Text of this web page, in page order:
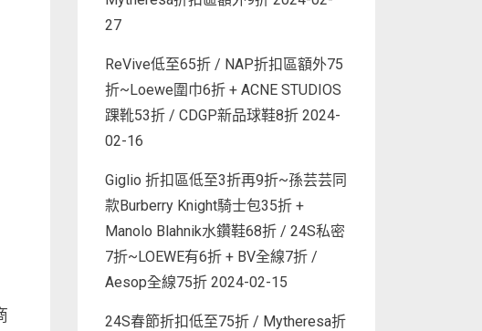
27
ReVive低至65折 / NAP折扣區額外75
折~Loewe圍巾6折 + ACNE STUDIOS
踝靴53折 / CDGP新品球鞋8折 2024-
02-16
Giglio 折扣區低至3折再9折~孫芸芸同
款Burberry Knight騎士包35折 +
Manolo Blahnik水鑽鞋68折 / 24S私密
7折~LOEWE有6折 + BV全線7折 /
Aesop全線75折 2024-02-15
24S春節折扣低至75折 / Mytheresa折